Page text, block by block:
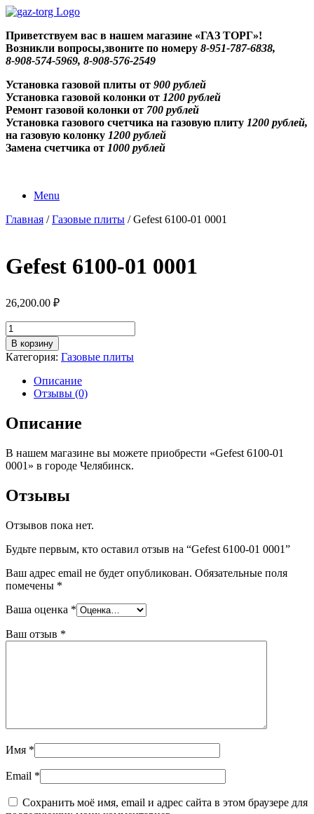
Skip
content
Приветствуем вас в нашем магазине «ГАЗ ТОРГ»!
Возникли вопросы,звоните по номеру 8-951-787-6838,
8-908-574-5969, 8-908-576-2549
Установка газовой плиты от 900 рублей
Установка газовой колонки от 1200 рублей
Ремонт газовой колонки от 700 рублей
Установка газового счетчика на газовую плиту 1200 рублей,
на газовую колонку 1200 рублей
Замена счетчика от 1000 рублей
Menu
Главная /Газовые плиты / Gefest 6100-01 0001
Gefest 6100-01 0001
26,200.00 ₽
Количество
товара
Gefest
6100-
0001
В корзину
Категория: Газовые плиты
Описание
Отзывы (0)
Описание
В нашем магазине вы можете приобрести «Gefest 6100-01
0001» в городе Челябинск.
Отзывы
Отзывов пока нет.
Будьте первым, кто оставил отзыв на “Gefest 6100-01 0001”
Ваш адрес email не будет опубликован. Обязательные поля
помечены *
Ваша оценка *
Ваш отзыв *
Имя *
Email *
Сохранить моё имя, email и адрес сайта в этом браузере для